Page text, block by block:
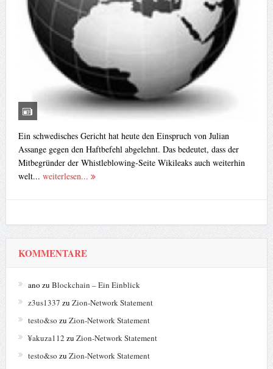
Ein schwedisches Gericht hat heute den Einspruch von Julian
Assange gegen den Haftbefehl abgelehnt. Das bedeutet, dass der
Mitbegründer der Whistleblowing-Seite Wikileaks auch weiterhin
welt... weiterlesen...
KOMMENTARE
ano zu Blockchain – Ein Einblick
z3us1337 zu Zion-Network Statement
testo&so zu Zion-Network Statement
¥akuza112 zu Zion-Network Statement
testo&so zu Zion-Network Statement